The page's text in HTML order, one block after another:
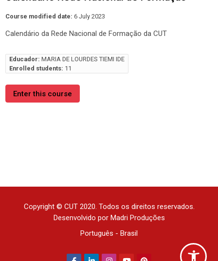
Course modified date: 6 July 2023
Calendário da Rede Nacional de Formação da CUT
Educador: MARIA DE LOURDES TIEMI IDE
Enrolled students: 11
Enter this course
Copyright © CUT 2020. Todos os direitos reservados.
Desenvolvido por Madri Produções
Português - Brasil